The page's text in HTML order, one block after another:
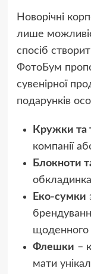
Новорічні
лише
спосіб
ФотоБум
сувенірної
подарунків
Кружки та
компанії
Блокноти
Еко-сумки
щоденного
Флешки –
мати